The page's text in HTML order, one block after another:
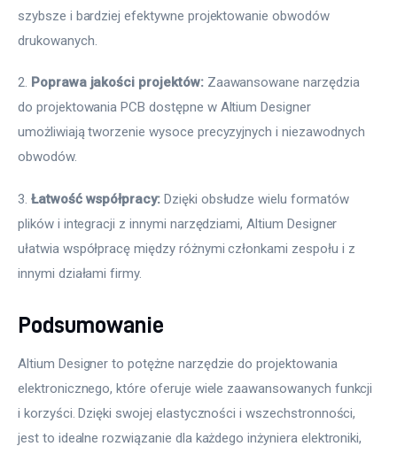
szybsze i bardziej efektywne projektowanie obwodów
drukowanych.
2. Poprawa jakości projektów: Zaawansowane narzędzia
do projektowania PCB dostępne w Altium Designer
umożliwiają tworzenie wysoce precyzyjnych i niezawodnych
obwodów.
3. Łatwość współpracy: Dzięki obsłudze wielu formatów
plików i integracji z innymi narzędziami, Altium Designer
ułatwia współpracę między różnymi członkami zespołu i z
innymi działami firmy.
Podsumowanie
Altium Designer to potężne narzędzie do projektowania
elektronicznego, które oferuje wiele zaawansowanych funkcji
i korzyści. Dzięki swojej elastyczności i wszechstronności,
jest to idealne rozwiązanie dla każdego inżyniera elektroniki,